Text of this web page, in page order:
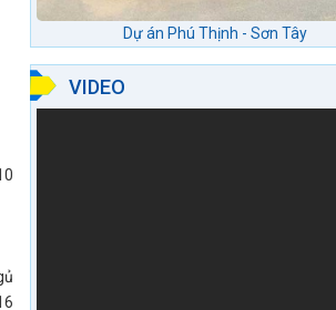
Dự án Phú Thịnh - Sơn Tây
VIDEO